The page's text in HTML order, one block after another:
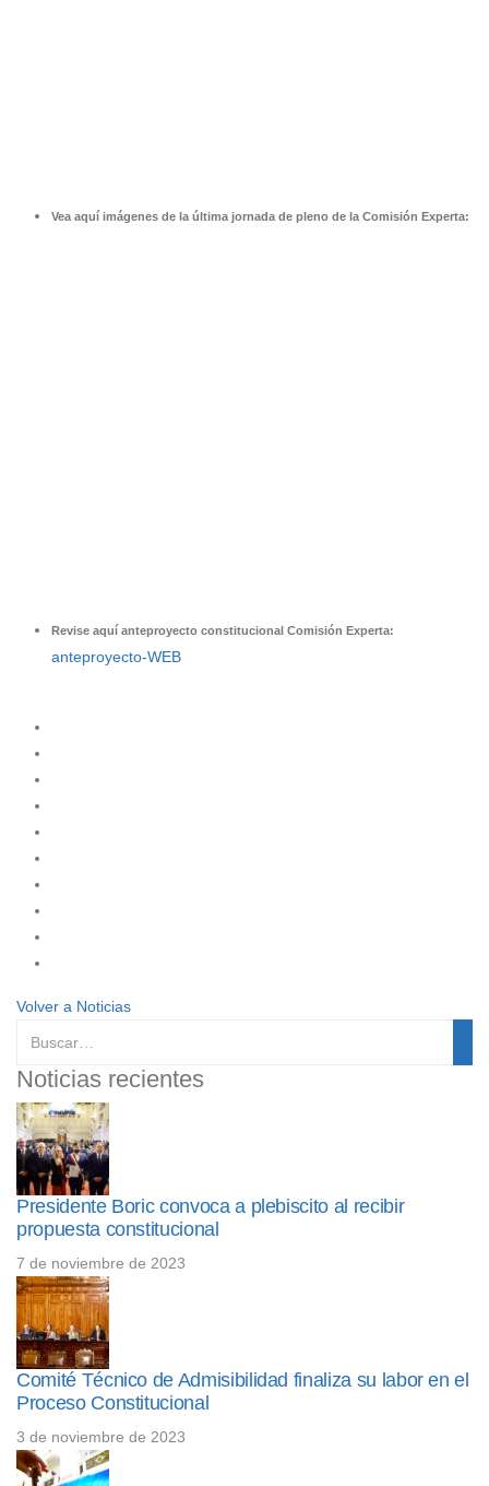
Vea aquí imágenes de la última jornada de pleno de la Comisión Experta:
Revise aquí anteproyecto constitucional Comisión Experta:
anteproyecto-WEB
Volver a Noticias
Noticias recientes
Presidente Boric convoca a plebiscito al recibir
propuesta constitucional
7 de noviembre de 2023
Comité Técnico de Admisibilidad finaliza su labor en el
Proceso Constitucional
3 de noviembre de 2023